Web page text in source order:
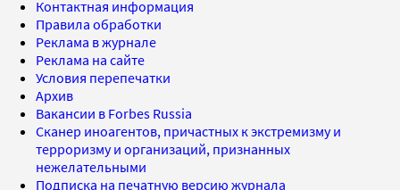
Контактная информация
Правила обработки
Реклама в журнале
Реклама на сайте
Условия перепечатки
Архив
Вакансии в Forbes Russia
Сканер иноагентов, причастных к экстремизму и
терроризму и организаций, признанных
нежелательными
Подписка на печатную версию журнала